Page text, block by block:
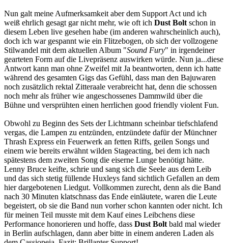
Nun galt meine Aufmerksamkeit aber dem Support Act und ich
weiß ehrlich gesagt gar nicht mehr, wie oft ich Dust Bolt schon in
diesem Leben live gesehen habe (im anderen wahrscheinlich auch),
doch ich war gespannt wie ein Flitzebogen, ob sich der vollzogene
Stilwandel mit dem aktuellen Album "Sound Fury" in irgendeiner
gearteten Form auf die Livepräsenz auswirken würde. Nun ja...diese
Antwort kann man ohne Zweifel mit Ja beantworten, denn ich hatte
während des gesamten Gigs das Gefühl, dass man den Bajuwaren
noch zusätzlich rektal Zitteraale verabreicht hat, denn die schossen
noch mehr als früher wie angeschossenes Dammwild über die
Bühne und versprühten einen herrlichen good friendly violent Fun.
Obwohl zu Beginn des Sets der Lichtmann scheinbar tiefschlafend
vergas, die Lampen zu entzünden, entzündete dafür der Münchner
Thrash Express ein Feuerwerk an fetten Riffs, geilen Songs und
einem wie bereits erwähnt wilden Stageacting, bei dem ich nach
spätestens dem zweiten Song die eiserne Lunge benötigt hätte.
Lenny Bruce keifte, schrie und sang sich die Seele aus dem Leib
und das sich stetig füllende Huxleys fand sichtlich Gefallen an dem
hier dargebotenen Liedgut. Vollkommen zurecht, denn als die Band
nach 30 Minuten klatschnass das Ende einläutete, waren die Leute
begeistert, ob sie die Band nun vorher schon kannten oder nicht. Ich
für meinen Teil musste mit dem Kauf eines Leibchens diese
Performance honorieren und hoffe, dass Dust Bolt bald mal wieder
in Berlin aufschlagen, dann aber bitte in einem anderen Laden als